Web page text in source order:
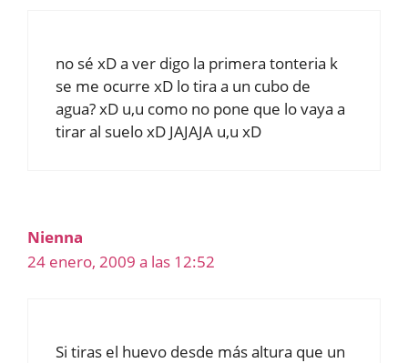
no sé xD a ver digo la primera tonteria k
se me ocurre xD lo tira a un cubo de
agua? xD u,u como no pone que lo vaya a
tirar al suelo xD JAJAJA u,u xD
Nienna
24 enero, 2009 a las 12:52
Si tiras el huevo desde más altura que un